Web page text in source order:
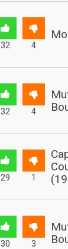
32 4
32 4
29 1
30 3